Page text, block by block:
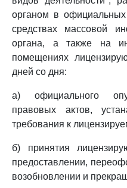
органом в
средствах массовой
органа, а также на
помещениях
дней со дня:
а) официального
правовых актов,
требования к
б) принятия
предоставлении,
возобновлении и